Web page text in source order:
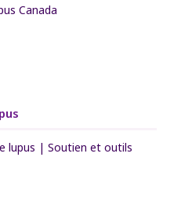
Canada
lupus | Soutien et outils